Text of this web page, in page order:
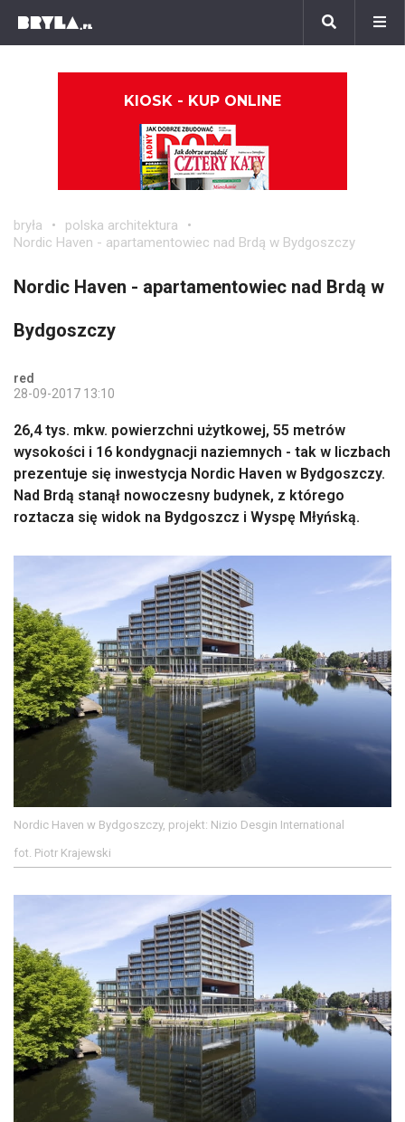
KIOSK - KUP ONLINE
bryła
polska architektura
Nordic Haven - apartamentowiec nad Brdą w Bydgoszczy
Nordic Haven - apartamentowiec nad Brdą w
Bydgoszczy
red
28-09-2017 13:10
26,4 tys. mkw. powierzchni użytkowej, 55 metrów
wysokości i 16 kondygnacji naziemnych - tak w liczbach
prezentuje się inwestycja Nordic Haven w Bydgoszczy.
Nad Brdą stanął nowoczesny budynek, z którego
roztacza się widok na Bydgoszcz i Wyspę Młyńską.
Nordic Haven w Bydgoszczy, projekt: Nizio Desgin International
fot. Piotr Krajewski